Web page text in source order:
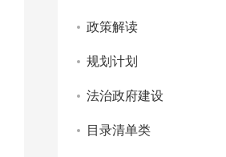
政策解读
规划计划
法治政府建设
目录清单类